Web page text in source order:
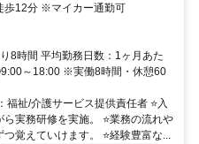
歩12分 ※マイカー通勤可
8時間 平均勤務日数：1ヶ月あた
～18:00 ※実働8時間・休憩60
祉/介護サービス提供責任者 ⭐入
実務研修を実施。 ⭐業務の流れや
覚えていけます。 ⭐経験豊富な...